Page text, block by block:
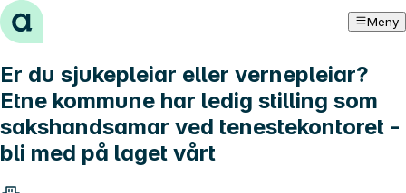
Hopp til innhold Meny
Er du sjukepleiar eller vernepleiar?
Etne kommune har ledig stilling som
sakshandsamar ved tenestekontoret -
bli med på laget vårt